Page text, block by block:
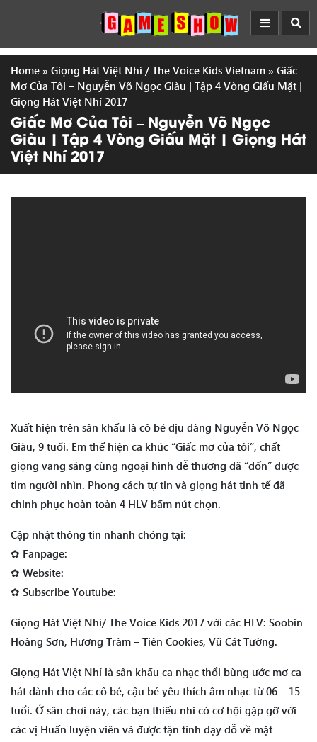
Home » Giọng Hát Việt Nhí / The Voice Kids Vietnam » Giấc
Mơ Của Tôi – Nguyễn Võ Ngọc Giàu | Tập 4 Vòng Giấu Mặt |
Giọng Hát Việt Nhí 2017
Giấc Mơ Của Tôi – Nguyễn Võ Ngọc
Giàu | Tập 4 Vòng Giấu Mặt | Giọng Hát
Việt Nhí 2017
Xuất hiện trên sân khấu là cô bé dịu dàng Nguyễn Võ Ngọc
Giàu, 9 tuổi. Em thể hiện ca khúc “Giấc mơ của tôi”, chất
giọng vang sáng cùng ngoại hình dễ thương đã “đốn” được
tim người nhìn. Phong cách tự tin và giọng hát tinh tế đã
chinh phục hoàn toàn 4 HLV bấm nút chọn.
Cập nhật thông tin nhanh chóng tại:
✿ Fanpage:
✿ Website:
✿ Subscribe Youtube:
Giọng Hát Việt Nhí/ The Voice Kids 2017 với các HLV: Soobin
Hoàng Sơn, Hương Tràm – Tiên Cookies, Vũ Cát Tường.
Giọng Hát Việt Nhí là sân khấu ca nhạc thổi bùng ước mơ ca
hát dành cho các cô bé, cậu bé yêu thích âm nhạc từ 06 – 15
tuổi. Ở sân chơi này, các bạn thiếu nhi có cơ hội gặp gỡ với
các vị Huấn luyện viên và được tận tình dạy dỗ về mặt